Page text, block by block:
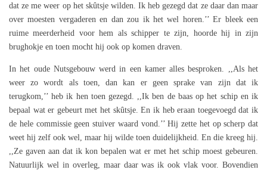
dat ze me weer op het skûtsje wilden. Ik heb gezegd dat ze daar dan maar
over moesten vergaderen en dan zou ik het wel horen.’’ Er bleek een
ruime meerderheid voor hem als schipper te zijn, hoorde hij in zijn
brughokje en toen mocht hij ook op komen draven.
In het oude Nutsgebouw werd in een kamer alles besproken. ,,Als het
weer zo wordt als toen, dan kan er geen sprake van zijn dat ik
terugkom,’’ heb ik hen toen gezegd. ,,Ik ben de baas op het schip en ik
bepaal wat er gebeurt met het skûtsje. En ik heb eraan toegevoegd dat ik
de hele commissie geen stuiver waard vond.’’ Hij zette het op scherp dat
weet hij zelf ook wel, maar hij wilde toen duidelijkheid. En die kreeg hij.
,,Ze gaven aan dat ik kon bepalen wat er met het schip moest gebeuren.
Natuurlijk wel in overleg, maar daar was ik ook vlak voor. Bovendien